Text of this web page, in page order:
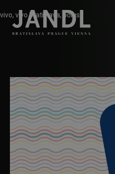
vivo, vivo bratislava, polus